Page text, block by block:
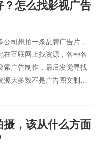
在最大的水平上得到顾客的
之内记牢住产品广告片呢？
，桃花谷产品广告片小编为
行介绍。
？怎么找影视广告
公司想拍一条品牌广告片，
在互联网上找资源，各种各
索广告制作，最后发觉寻找
源大多数不是广告图文制
，这是为什么呢？
，该从什么方面